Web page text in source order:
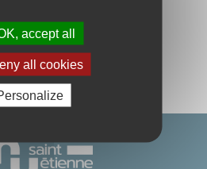
accept all
all cookies